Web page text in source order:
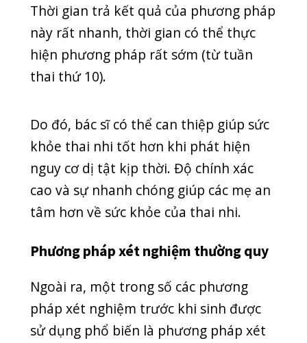
là bao nhiêu?
Thông thường, chi phí xét nghiệm sàng
lọc trước sinh khá cao khiến nhiều mẹ
lo lắng, đắn đo, đặc biệt là phương
lại tốt cho sức khỏe thai nhi, giúp bảo
vệ bé yêu của bạn một cách toàn diện
nhất. Không chỉ vậy, phương pháp xét
nghiệm thường quy còn giúp phát hiện
ra nguy cơ bệnh mẹ bầu có thể mắc
phải.
Thấu hiểu được mong muốn của các
mẹ, phòng khám Quang Thanh
miễn
phí 100% các dịch vụ xét nghiệm sàng
lọc trước sinh và siêu âm 4D- 5Dkhi
đăng ký gói sinh tại phòng khám. Mẹ